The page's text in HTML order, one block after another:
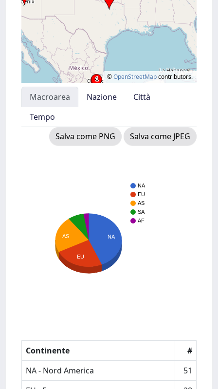
©OpenStreetMapcontributors.
Macroarea Nazione
Città
Tempo
Salva come PNG
Salva come JPEG
NA
EU
AS
SA
AF
NA
AS
EU
Continente
#
NA - Nord America
51